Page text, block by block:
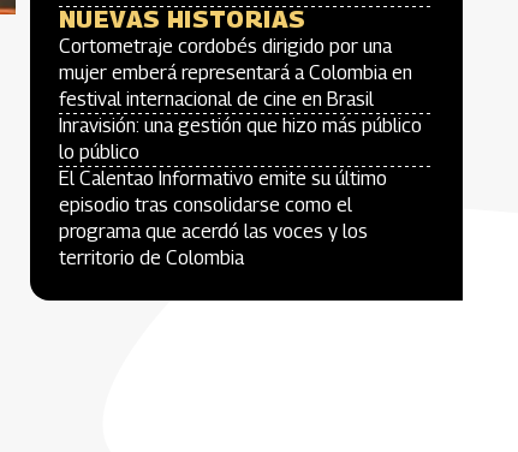
NUEVAS HISTORIAS
Cortometraje cordobés dirigido por una
mujer emberá representará a Colombia en
festival internacional de cine en Brasil
Inravisión: una gestión que hizo más público
lo público
El Calentao Informativo emite su último
episodio tras consolidarse como el
programa que acerdó las voces y los
territorio de Colombia